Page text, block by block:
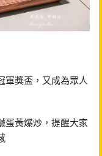
軍獎盃，又成為眾人
蛋黃爆炒，提醒大家